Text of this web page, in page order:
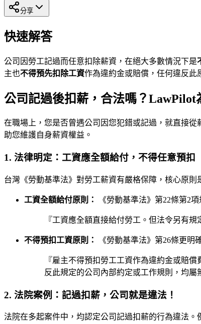
分享
快速解答
公司因勞工記過而任意扣除薪資，在絕大多數情況下是
主也不得預先扣除工資作為違約金或賠償，任何違反此
公司記過後扣薪，合法嗎？LawPilot
在職場上，您是否曾遇公司因您犯錯或記過，就直接
助您維護自身薪資權益。
1. 法律明定：工資應全額給付，不得任意預扣
台灣《勞動基準法》對勞工薪資有嚴格保障，核心原則
工資全額給付原則： 《勞動基準法》第22條第2項
『工資應全額直接給付勞工。但法令另有
不得預扣工資原則： 《勞動基準法》第26條更明
『雇主不得預扣勞工工資作為違約金或賠
反此規定的公司內部約定或工作規則，均屬
2. 法院案例：記過扣薪，公司就是違法！
法院在多起案件中，均認定公司記過扣薪的行為違法